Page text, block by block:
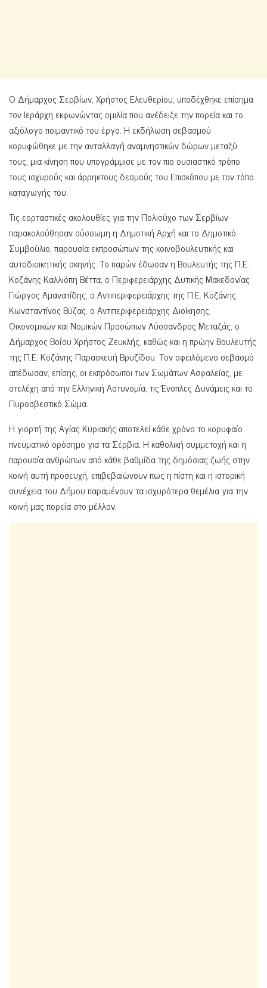
Ο Δήμαρχος Σερβίων, Χρήστος Ελευθερίου, υποδέχθηκε επίσημα
τον Ιεράρχη εκφωνώντας ομιλία που ανέδειξε την πορεία και το
αξιόλογο ποιμαντικό του έργο. Η εκδήλωση σεβασμού
κορυφώθηκε με την ανταλλαγή αναμνηστικών δώρων μεταξύ
τους, μια κίνηση που υπογράμμισε με τον πιο ουσιαστικό τρόπο
τους ισχυρούς και άρρηκτους δεσμούς του Επισκόπου με τον τόπο
καταγωγής του.
Τις εορταστικές ακολουθίες για την Πολιούχο των Σερβίων
παρακολούθησαν σύσσωμη η Δημοτική Αρχή και το Δημοτικό
Συμβούλιο, παρουσία εκπροσώπων της κοινοβουλευτικής και
αυτοδιοικητικής σκηνής. Το παρών έδωσαν η Βουλευτής της Π.Ε.
Κοζάνης Καλλιόπη Βέττα, ο Περιφερειάρχης Δυτικής Μακεδονίας
Γιώργος Αμανατίδης, ο Αντιπεριφερειάρχης της Π.Ε. Κοζάνης
Κωνσταντίνος Βύζας, ο Αντιπεριφερειάρχης Διοίκησης,
Οικονομικών και Νομικών Προσώπων Λύσσανδρος Μεταξάς, ο
Δήμαρχος Βοΐου Χρήστος Ζευκλής, καθώς και η πρώην Βουλευτής
της Π.Ε. Κοζάνης Παρασκευή Βρυζίδου. Τον οφειλόμενο σεβασμό
απέδωσαν, επίσης, οι εκπρόσωποι των Σωμάτων Ασφαλείας, με
στελέχη από την Ελληνική Αστυνομία, τις Ένοπλες Δυνάμεις και το
Πυροσβεστικό Σώμα.
Η γιορτή της Αγίας Κυριακής αποτελεί κάθε χρόνο το κορυφαίο
πνευματικό ορόσημο για τα Σέρβια. Η καθολική συμμετοχή και η
παρουσία ανθρώπων από κάθε βαθμίδα της δημόσιας ζωής στην
κοινή αυτή προσευχή, επιβεβαιώνουν πως η πίστη και η ιστορική
συνέχεια του Δήμου παραμένουν τα ισχυρότερα θεμέλια για την
κοινή μας πορεία στο μέλλον.